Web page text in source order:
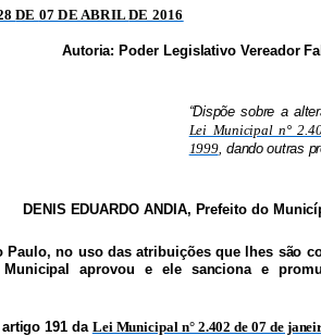
DE 07 DE ABRILDE 2016
Autoria: Poder Legislativo Vereador
“Dispõe sobre a
Lei Municipal n°
1999, dando outras
DENIS EDUARDO ANDIA, Prefeito do
Paulo, no uso das atribuições que lhes são
Municipal aprovou e ele sanciona e
191 da Lei Municipal n° 2.402 de 07 de